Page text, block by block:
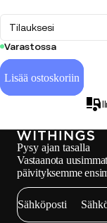
Tilauksesi
Varastossa
Lisää ostoskoriin
Pysy ajan tasalla
Vastaanota
päivityksemme
Sähköposti